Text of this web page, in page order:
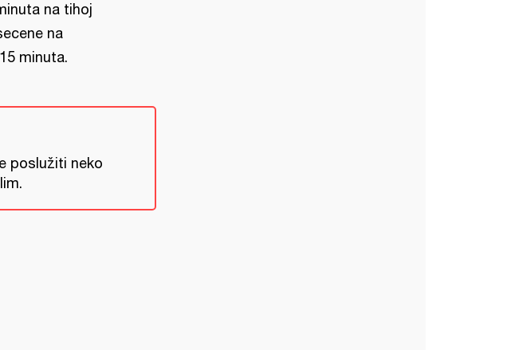
na tihoj
na
minuta.
poslužiti neko